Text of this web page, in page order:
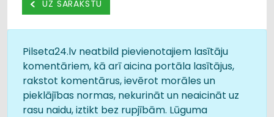
UZ SARAKSTU
Pilseta24.lv neatbild pievienotajiem lasītāju
komentāriem, kā arī aicina portāla lasītājus,
rakstot komentārus, ievērot morāles un
pieklājības normas, nekurināt un neaicināt uz
rasu naidu, iztikt bez rupjībām. Lūguma